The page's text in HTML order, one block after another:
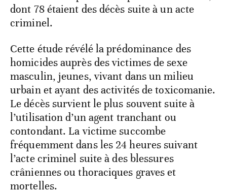
dont 78 étaient des décès suite à un acte
criminel.
Cette étude révélé la prédominance des
homicides auprès des victimes de sexe
masculin, jeunes, vivant dans un milieu
urbain et ayant des activités de toxicomanie.
Le décès survient le plus souvent suite à
l’utilisation d’un agent tranchant ou
contondant. La victime succombe
fréquemment dans les 24 heures suivant
l’acte criminel suite à des blessures
crâniennes ou thoraciques graves et
mortelles.